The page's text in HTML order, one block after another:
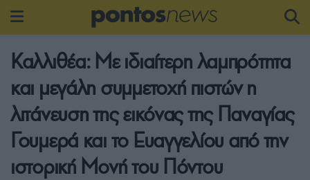
Καλλιθέα: Με ιδιαίτερη λαμπρότητα
και μεγάλη συμμετοχή πιστών η
λιτάνευση της εικόνας της Παναγίας
Γουμερά και το Ευαγγελίου από την
ιστορική Μονή του Πόντου